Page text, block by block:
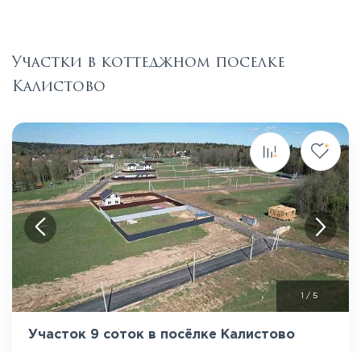
Участки в коттеджном поселке
Калистово
/ 5
Участок 9 соток в посёлке Калистово